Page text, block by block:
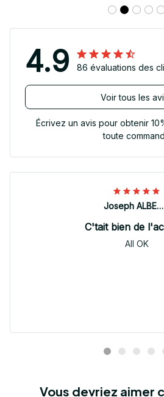
4.9 86 évaluations des
Voir tous les
Écrivez un avis pour obtenir
toute
Joseph ALBERTINI
C'tait bien de
All OK
Vous devriez aimer